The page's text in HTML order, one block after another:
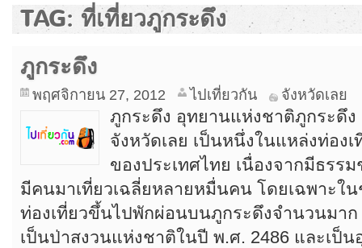
TAG: ที่เที่ยวภูกระดึง
ภูกระดึง
พฤศจิกายน 27, 2012 ไปเที่ยวกัน จังหวัดเลย
ภูกระดึง อุทยานแห่งชาติภูกระดึง
จังหวัดเลย เป็นหนึ่งในแหล่งท่อง
ของประเทศไทย เนื่องจากมีธรร
มีคนมาเที่ยวเฉลี่ยหลายหมื่นคน โดยเฉพาะใ
ท่องเที่ยวขึ้นไปพักผ่อนบนภูกระดึงจำนวนมา
เป็นป่าสงวนแห่งชาติในปี พ.ศ. 2486 และเป็